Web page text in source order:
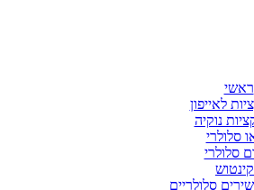
ראשי
לאייפון
נוקיה
סלולרי
סלולרי
סלולריים